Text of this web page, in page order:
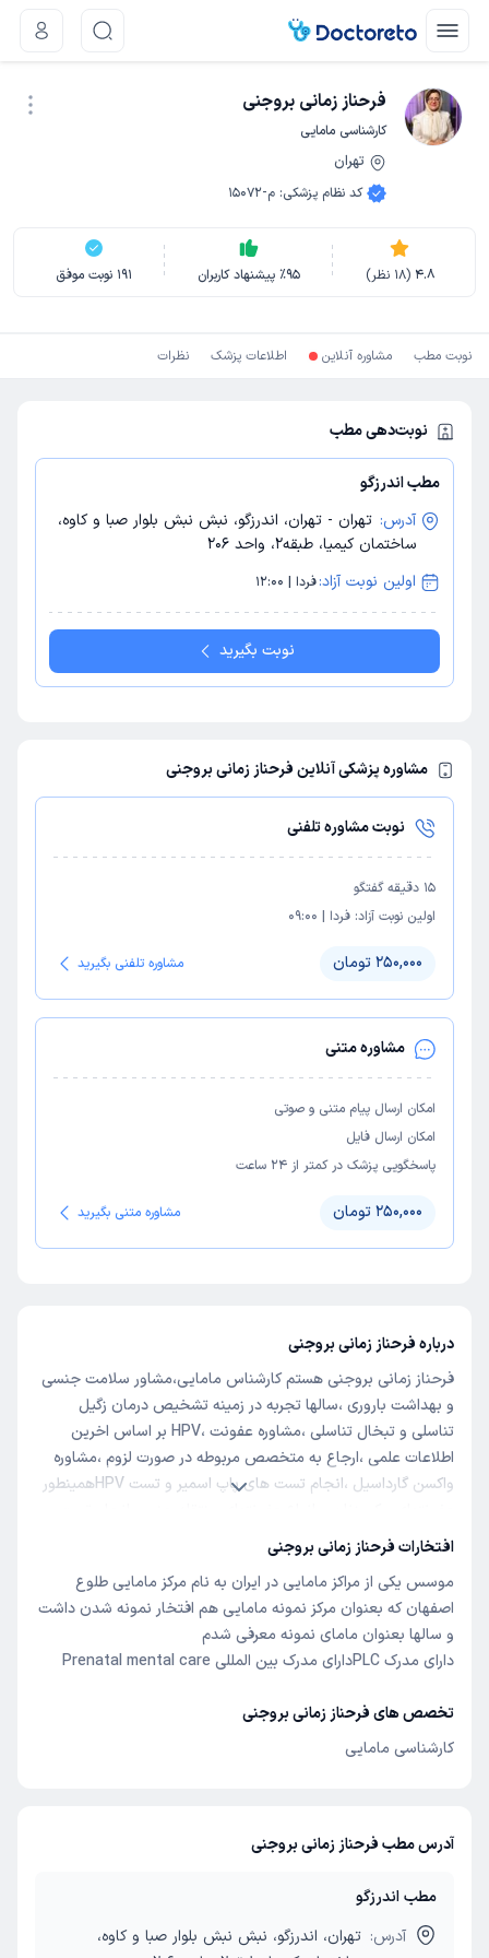
فرحناز زمانی بروجنی
کارشناسی مامایی
تهران
کد نظام پزشکی: م-15072
4.8
(
18 نظر) ٪95 پیشنهاد کاربران 191 نوبت موفق
نوبت مطب مشاوره آنلاین اطلاعات پزشک نظرات
نوبت‌دهی مطب
مطب اندرزگو
آدرس: تهران - تهران، اندرزگو، نبش نبش بلوار صبا و کاوه،
ساختمان کیمیا، طبقه2، واحد 206
اولین نوبت آزاد:فردا | 12:00
نوبت بگیرید
مشاوره پزشکی آنلاین فرحناز زمانی بروجنی
نوبت مشاوره تلفنی
15 دقیقه گفتگو
اولین نوبت آزاد: فردا |
09:00
250,000 تومان مشاوره تلفنی بگیرید
مشاوره متنی
امکان ارسال پیام متنی و صوتی
امکان ارسال فایل
پاسخگویی پزشک در کمتر از ۲۴ ساعت
250,000 تومان مشاوره متنی بگیرید
درباره فرحناز زمانی بروجنی
فرحناز زمانی بروجنی هستم کارشناس مامایی،مشاور سلامت جنسی
و بهداشت باروری ،سالها تجربه در زمینه تشخیص درمان زگیل
تناسلی و تبخال تناسلی ،مشاوره عفونت ،HPV بر اساس اخرین
اطلاعات علمی ،ارجاع به متخصص مربوطه در صورت لزوم ،مشاوره
واکسن گارداسیل ،انجام تست های پاپ اسمیر و تست HPVهمینطور
STD،،،مشاوره یایسگی ،اختلالات قاعدگی،مشاوره قبل از بارداری و
کنترل بارداری ،انجام کلاسهای دوران بارداری بصورت انلاین و حضوری
،مشاوره بلوغ و هر انچه برای سلامتی یک زن لازم است .🌺
افتخارات فرحناز زمانی بروجنی
موسس یکی از مراکز مامایی در ایران به نام مرکز مامایی طلوع
اصفهان که بعنوان مرکز نمونه مامایی هم افتخار نمونه شدن داشت
و سالها بعنوان مامای نمونه معرفی شدم
دارای مدرک PLCدارای مدرک بین المللی Prenatal mental care
تخصص های فرحناز زمانی بروجنی
کارشناسی مامایی
آدرس مطب فرحناز زمانی بروجنی
مطب اندرزگو
آدرس: تهران، اندرزگو، نبش نبش بلوار صبا و کاوه،